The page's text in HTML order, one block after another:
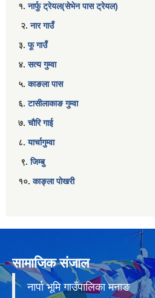
१.नार्फु ट्रेयल(सेभेन पास ट्रेयल)
२.नार गाउँ
३.फू गाउँ
४.सत्य गुम्वा
५.काङला पास
६.टासीलाकाङ गुम्वा
७.चौरि गाई
८.यार्चागुम्वा
९.जिम्बु
१०.काङ्ला पोखरी
सामाजिक संजाल
नार्पा भूमि गाउँपालिका मनाङ